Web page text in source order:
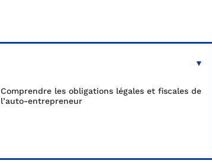
Comprendre les obligations légales et fiscales de
l’auto-entrepreneur